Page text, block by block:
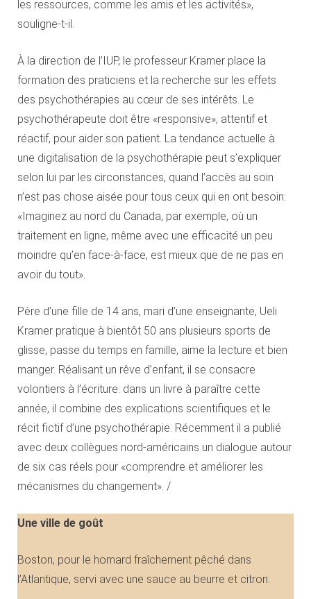
les ressources, comme les amis et les activités»,
souligne-t-il.
À la direction de l’IUP, le professeur Kramer place la
formation des praticiens et la recherche sur les effets
des psychothérapies au cœur de ses intérêts. Le
psychothérapeute doit être «responsive», attentif et
réactif, pour aider son patient. La tendance actuelle à
une digitalisation de la psychothérapie peut s’expliquer
selon lui par les circonstances, quand l’accès au soin
n’est pas chose aisée pour tous ceux qui en ont besoin:
«Imaginez au nord du Canada, par exemple, où un
traitement en ligne, même avec une efficacité un peu
moindre qu’en face-à-face, est mieux que de ne pas en
avoir du tout».
Père d’une fille de 14 ans, mari d’une enseignante, Ueli
Kramer pratique à bientôt 50 ans plusieurs sports de
glisse, passe du temps en famille, aime la lecture et bien
manger. Réalisant un rêve d’enfant, il se consacre
volontiers à l’écriture: dans un livre à paraître cette
année, il combine des explications scientifiques et le
récit fictif d’une psychothérapie. Récemment il a publié
avec deux collègues nord-américains un dialogue autour
de six cas réels pour «comprendre et améliorer les
mécanismes du changement». /
Une ville de goût
Boston, pour le homard fraîchement pêché dans
l’Atlantique, servi avec une sauce au beurre et citron.